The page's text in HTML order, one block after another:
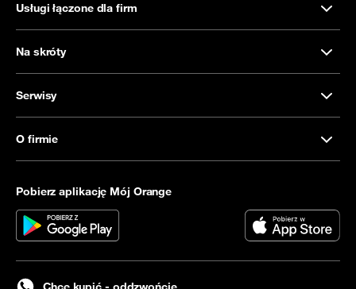
Usługi łączone dla firm
Na skróty
Serwisy
O firmie
Pobierz aplikację Mój Orange